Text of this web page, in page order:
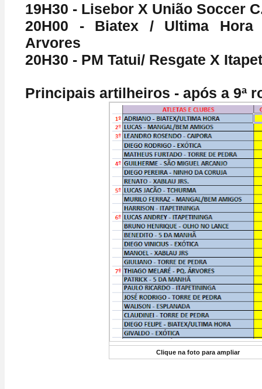
19H30 - Lisebor X União Soccer
20H00 - Biatex / Ultima Hora
Arvores
20H30 - PM Tatui/ Resgate X
Principais artilheiros - após a 9ª
Clique na foto para ampliar